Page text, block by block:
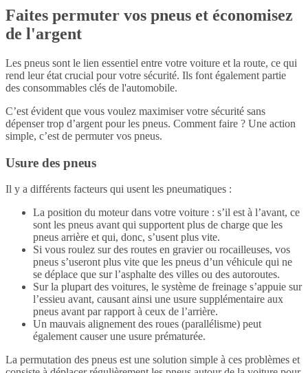
Faites permuter vos pneus et économisez
de l'argent
Les pneus sont le lien essentiel entre votre voiture et la route, ce qui
rend leur état crucial pour votre sécurité. Ils font également partie
des consommables clés de l'automobile.
C’est évident que vous voulez maximiser votre sécurité sans
dépenser trop d’argent pour les pneus. Comment faire ? Une action
simple, c’est de permuter vos pneus.
Usure des pneus
Il y a différents facteurs qui usent les pneumatiques :
La position du moteur dans votre voiture : s’il est à l’avant, ce
sont les pneus avant qui supportent plus de charge que les
pneus arrière et qui, donc, s’usent plus vite.
Si vous roulez sur des routes en gravier ou rocailleuses, vos
pneus s’useront plus vite que les pneus d’un véhicule qui ne
se déplace que sur l’asphalte des villes ou des autoroutes.
Sur la plupart des voitures, le système de freinage s’appuie sur
l’essieu avant, causant ainsi une usure supplémentaire aux
pneus avant par rapport à ceux de l’arrière.
Un mauvais alignement des roues (parallélisme) peut
également causer une usure prématurée.
La permutation des pneus est une solution simple à ces problèmes et